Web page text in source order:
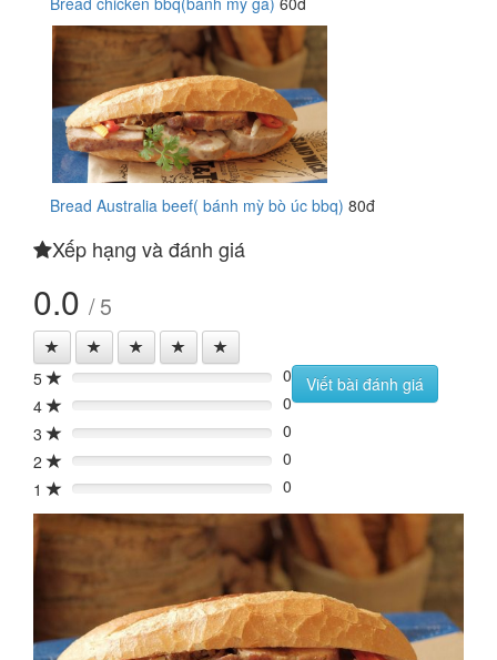
Bread Australia beef( bánh mỳ bò úc bbq) 80đ
Xếp hạng và đánh giá
0.0 / 5
5 0%
0
4
0%
0
3
0%
0
2
0%
0
1
0% 0
Viết bài đánh giá